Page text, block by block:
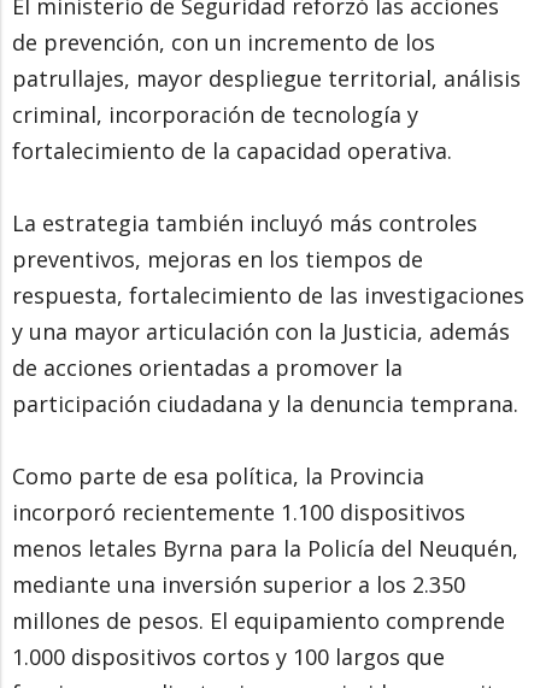
El ministerio de Seguridad reforzó las acciones
de prevención, con un incremento de los
patrullajes, mayor despliegue territorial, análisis
criminal, incorporación de tecnología y
fortalecimiento de la capacidad operativa.
La estrategia también incluyó más controles
preventivos, mejoras en los tiempos de
respuesta, fortalecimiento de las investigaciones
y una mayor articulación con la Justicia, además
de acciones orientadas a promover la
participación ciudadana y la denuncia temprana.
Como parte de esa política, la Provincia
incorporó recientemente 1.100 dispositivos
menos letales Byrna para la Policía del Neuquén,
mediante una inversión superior a los 2.350
millones de pesos. El equipamiento comprende
1.000 dispositivos cortos y 100 largos que